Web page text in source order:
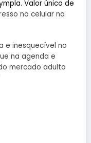
Valor único de
no celular na
e inesquecível no
na agenda e
mercado adulto